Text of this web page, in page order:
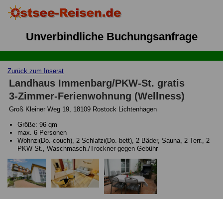
Unverbindliche Buchungsanfrage
Zurück zum Inserat
Landhaus Immenbarg/PKW-St. gratis
3-Zimmer-Ferienwohnung (Wellness)
Groß Kleiner Weg 19, 18109 Rostock Lichtenhagen
Größe: 96 qm
max. 6 Personen
Wohnzi(Do.-couch), 2 Schlafzi(Do.-bett), 2 Bäder, Sauna, 2 Terr., 2
PKW-St., Waschmasch./Trockner gegen Gebühr